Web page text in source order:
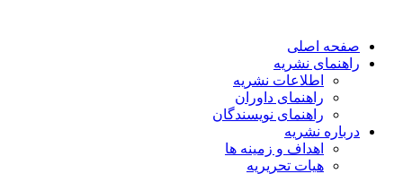
صفحه اصلی
راهنمای نشریه
اطلاعات نشریه
راهنمای داوران
راهنمای نویسندگان
درباره نشریه
اهداف و زمینه ها
هیات تحریریه